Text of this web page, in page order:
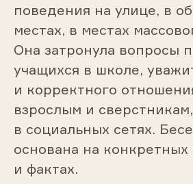
поведения на улице, в
местах, в местах
Она затронула вопросы
учащихся в школе,
и корректного
взрослым и
в социальных сетях.
основана на
и фактах.